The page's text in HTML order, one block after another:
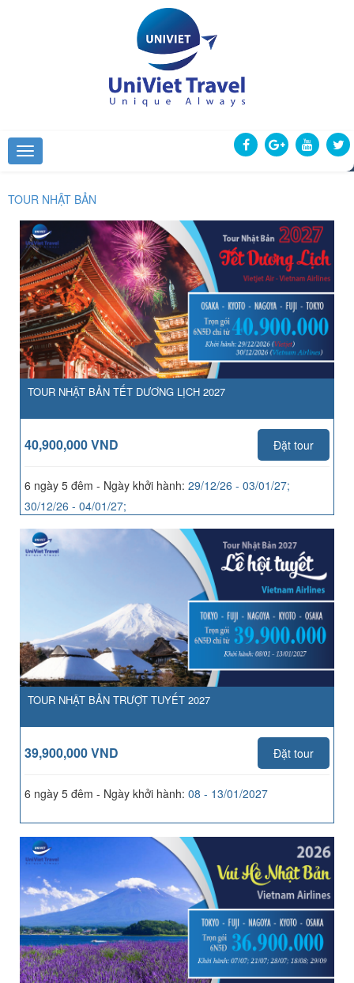
TOUR NHẬT BẢN
TOUR NHẬT BẢN TẾT DƯƠNG LỊCH 2027
40,900,000 VND Đặt tour
6 ngày 5 đêm - Ngày khởi hành: 29/12/26 - 03/01/27;
30/12/26 - 04/01/27;
TOUR NHẬT BẢN TRƯỢT TUYẾT 2027
39,900,000 VND Đặt tour
6 ngày 5 đêm - Ngày khởi hành: 08 - 13/01/2027